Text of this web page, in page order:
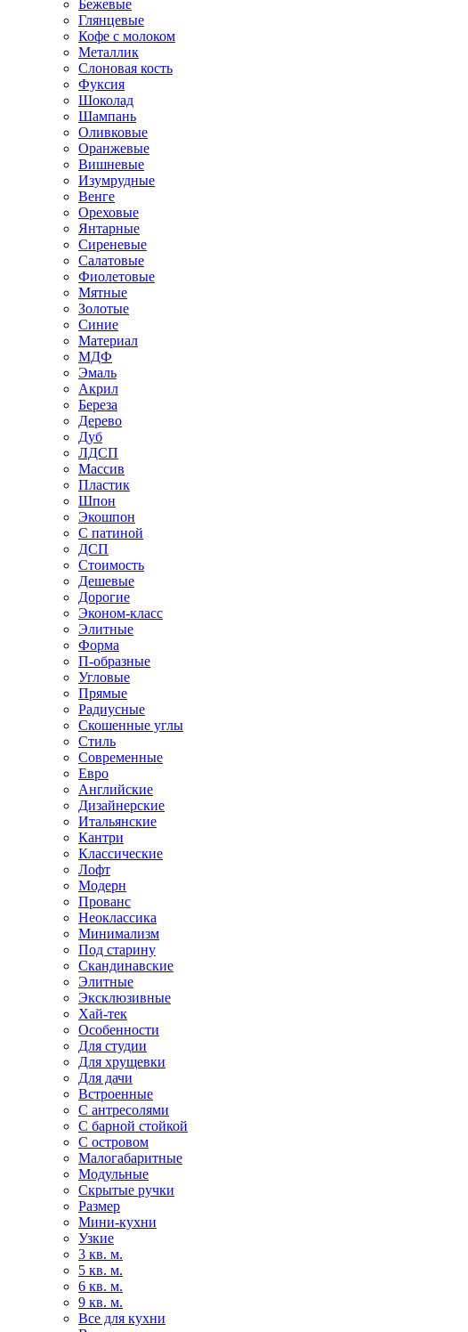
Бежевые
Глянцевые
Кофе с молоком
Металлик
Слоновая кость
Фуксия
Шоколад
Шампань
Оливковые
Оранжевые
Вишневые
Изумрудные
Венге
Ореховые
Янтарные
Сиреневые
Салатовые
Фиолетовые
Мятные
Золотые
Синие
Материал
МДФ
Эмаль
Акрил
Береза
Дерево
Дуб
ЛДСП
Массив
Пластик
Шпон
Экошпон
С патиной
ДСП
Стоимость
Дешевые
Дорогие
Эконом-класс
Элитные
Форма
П-образные
Угловые
Прямые
Радиусные
Скошенные углы
Стиль
Современные
Евро
Английские
Дизайнерские
Итальянские
Кантри
Классические
Лофт
Модерн
Прованс
Неоклассика
Минимализм
Под старину
Скандинавские
Элитные
Эксклюзивные
Хай-тек
Особенности
Для студии
Для хрущевки
Для дачи
Встроенные
С антресолями
С барной стойкой
С островом
Малогабаритные
Модульные
Скрытые ручки
Размер
Мини-кухни
Узкие
3 кв. м.
5 кв. м.
6 кв. м.
9 кв. м.
Все для кухни